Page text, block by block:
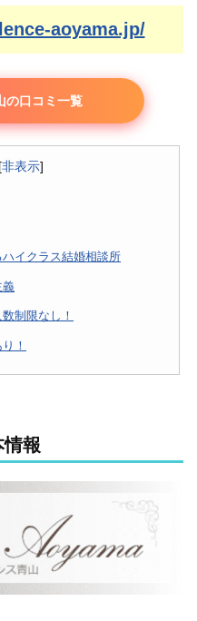
aoyama.jp/
の口コミ一覧
[非表示]
イクラス結婚相談所
義
制限なし！
！
報